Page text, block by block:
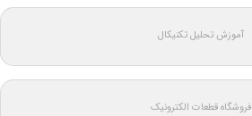
آموزش تحلیل تکنیکال
فروشگاه قطعات الکترونیک